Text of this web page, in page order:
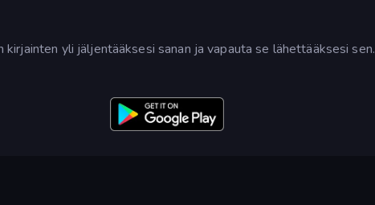
yli jäljentääksesi sanan ja vapauta se lähettääksesi sen.